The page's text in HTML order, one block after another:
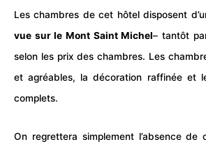
Les chambres de cet hôteldisposent
vue sur le Mont Saint Michel– tantôt
selon les prix des chambres. Les
et agréables, la décoration raffinée et
complets.
On regrettera simplement l’absence de